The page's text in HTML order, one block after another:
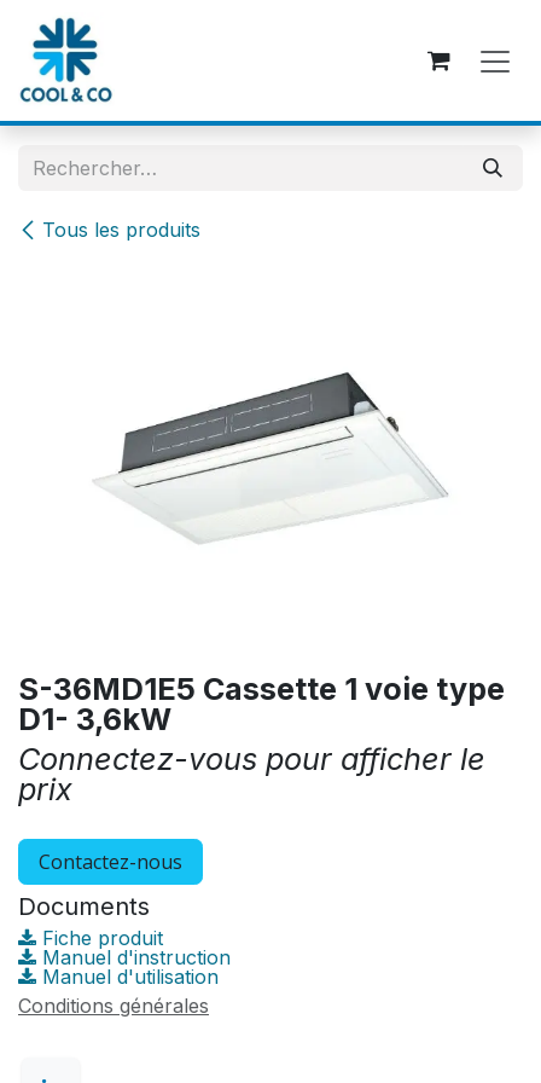
Se rendre au contenu
Tous les produits
S-36MD1E5 Cassette 1 voie type
D1- 3,6kW
Connectez-vous pour afficher le
prix
Contactez-nous
Documents
Fiche produit
Manuel d'instruction
Manuel d'utilisation
Conditions générales